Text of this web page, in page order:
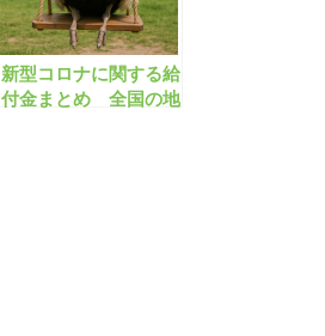
新型コロナに関する給
付金まとめ 全国の地